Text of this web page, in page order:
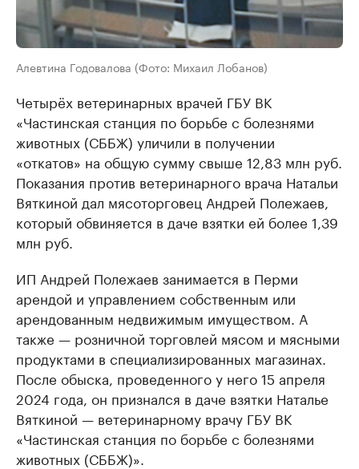
Алевтина Годовалова (Фото: Михаил Лобанов)
Четырёх ветеринарных врачей ГБУ ВК
«Частинская станция по борьбе с болезнями
животных (СББЖ) уличили в получении
«откатов» на общую сумму свыше 12,83 млн руб.
Показания против ветеринарного врача Натальи
Вяткиной дал мясоторговец Андрей Полежаев,
который обвиняется в даче взятки ей более 1,39
млн руб.
ИП Андрей Полежаев занимается в Перми
арендой и управлением собственным или
арендованным недвижимым имуществом. А
также — розничной торговлей мясом и мясными
продуктами в специализированных магазинах.
После обыска, проведенного у него 15 апреля
2024 года, он признался в даче взятки Наталье
Вяткиной — ветеринарному врачу ГБУ ВК
«Частинская станция по борьбе с болезнями
животных (СББЖ)».